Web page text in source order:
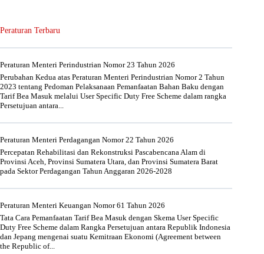
Peraturan Terbaru
Peraturan Menteri Perindustrian Nomor 23 Tahun 2026
Perubahan Kedua atas Peraturan Menteri Perindustrian Nomor 2 Tahun
2023 tentang Pedoman Pelaksanaan Pemanfaatan Bahan Baku dengan
Tarif Bea Masuk melalui User Specific Duty Free Scheme dalam rangka
Persetujuan antara...
Peraturan Menteri Perdagangan Nomor 22 Tahun 2026
Percepatan Rehabilitasi dan Rekonstruksi Pascabencana Alam di
Provinsi Aceh, Provinsi Sumatera Utara, dan Provinsi Sumatera Barat
pada Sektor Perdagangan Tahun Anggaran 2026-2028
Peraturan Menteri Keuangan Nomor 61 Tahun 2026
Tata Cara Pemanfaatan Tarif Bea Masuk dengan Skema User Specific
Duty Free Scheme dalam Rangka Persetujuan antara Republik Indonesia
dan Jepang mengenai suatu Kemitraan Ekonomi (Agreement between
the Republic of...